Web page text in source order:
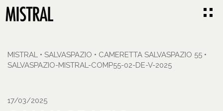
MISTRAL • SALVASPAZIO • CAMERETTA SALVASPAZIO 55 •
SALVASPAZIO-MISTRAL-COMP55-02-DE-V-2025
17/03/2025